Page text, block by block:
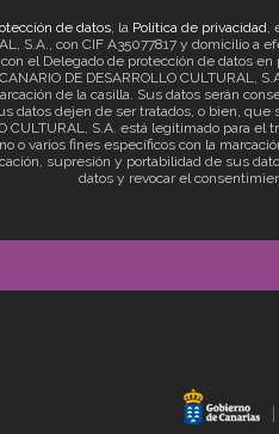
de datos, la Política de privacidad,
S.A., con CIF A35077817 y domicilio
el Delegado de protección de datos
DE DESARROLLO
de la casilla. Sus datos serán
datos dejen de ser tratados, o bien,
CULTURAL, S.A. está legitimado
o varios fines específicos con la
supresión y portabilidad de sus
datos y revocar el